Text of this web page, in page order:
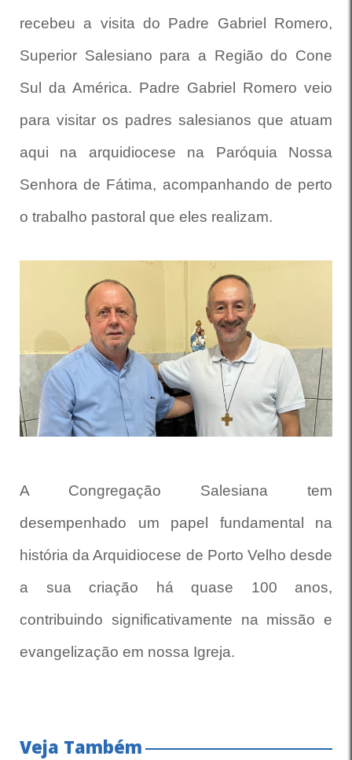
recebeu a visita do Padre Gabriel Romero,
Superior Salesiano para a Região do Cone
Sul da América. Padre Gabriel Romero veio
para visitar os padres salesianos que atuam
aqui na arquidiocese na Paróquia Nossa
Senhora de Fátima, acompanhando de perto
o trabalho pastoral que eles realizam.
A Congregação Salesiana tem
desempenhado um papel fundamental na
história da Arquidiocese de Porto Velho desde
a sua criação há quase 100 anos,
contribuindo significativamente na missão e
evangelização em nossa Igreja.
Veja Também